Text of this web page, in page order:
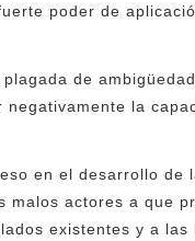
poder de
de
la
en el desarrollo
actores a que
existentes y a